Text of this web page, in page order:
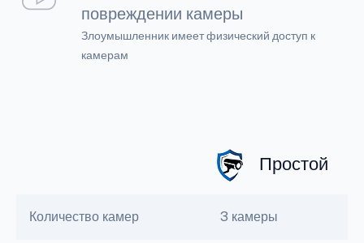
повреждении камеры
Злоумышленник имеет физический доступ к
камерам
Простой
Количество камер 3 камеры